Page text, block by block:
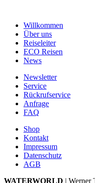
Willkommen
Über uns
Reiseleiter
ECO Reisen
News
Newsletter
Service
Rückrufservice
Anfrage
FAQ
Shop
Kontakt
Impressum
Datenschutz
AGB
WATERWORLD | Werner